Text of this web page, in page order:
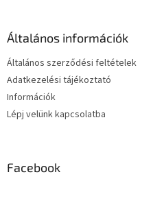
Általános információk
Általános szerződési feltételek
Adatkezelési tájékoztató
Információk
Lépj velünk kapcsolatba
Facebook